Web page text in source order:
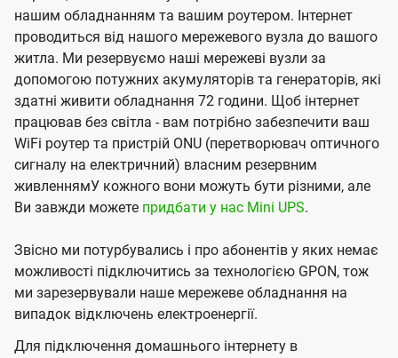
нашим обладнанням та вашим роутером. Інтернет
проводиться від нашого мережевого вузла до вашого
житла. Ми резервуємо наші мережеві вузли за
допомогою потужних акумуляторів та генераторів, які
здатні живити обладнання 72 години. Щоб інтернет
працював без світла - вам потрібно забезпечити ваш
WiFi роутер та пристрій ONU (перетворювач оптичного
сигналу на електричний) власним резервним
живленнямУ кожного вони можуть бути різними, але
Ви завжди можете придбати у нас Mini UPS.
Звісно ми потурбувались і про абонентів у яких немає
можливості підключитись за технологією GPON, тож
ми зарезервували наше мережеве обладнання на
випадок відключень електроенергії.
Для підключення домашнього інтернету в